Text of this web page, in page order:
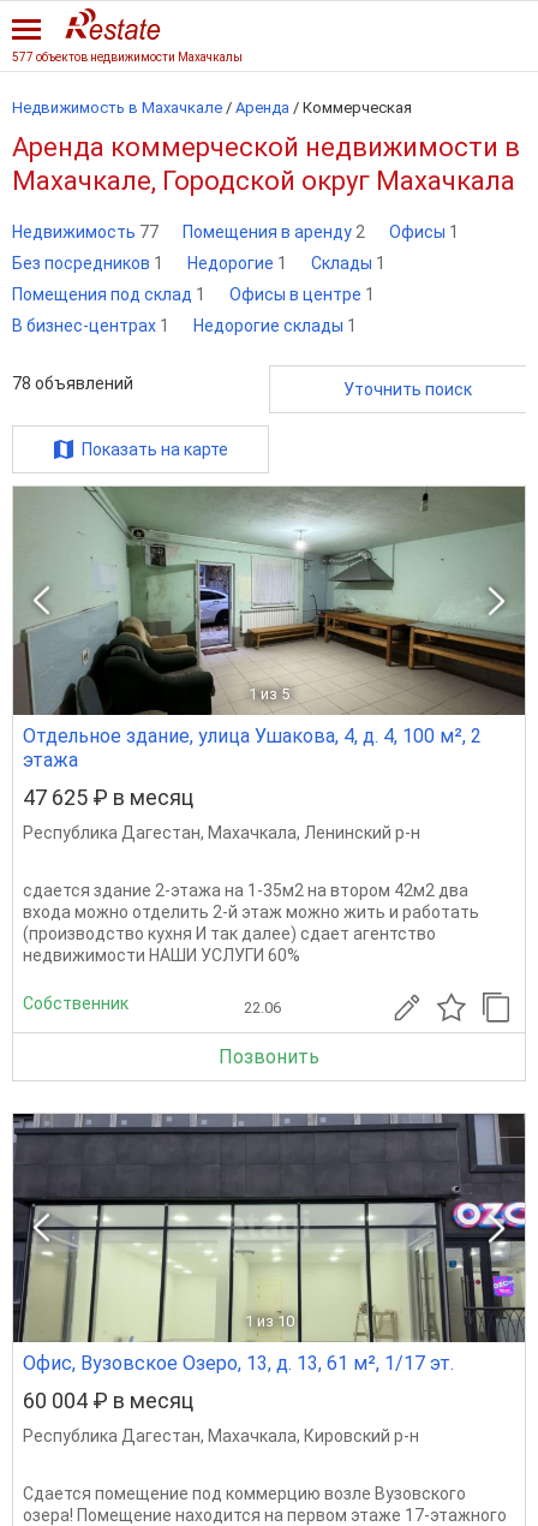
577 объектов недвижимости Махачкалы
Недвижимость в Махачкале / Аренда / Коммерческая
Аренда коммерческой недвижимости в
Махачкале, Городской округ Махачкала
Недвижимость 77 Помещения в аренду 2 Офисы 1
Без посредников 1 Недорогие 1 Склады 1
Помещения под склад 1 Офисы в центре 1
В бизнес-центрах 1 Недорогие склады 1
78 объявлений Уточнить поиск
Показать на карте
1 из 5
Отдельное здание, улица Ушакова, 4, д. 4, 100 м², 2
этажа
47 625 ₽ в месяц
Республика Дагестан, Махачкала, Ленинский р-н
сдается здание 2-этажа на 1-35м2 на втором 42м2 два
входа можно отделить 2-й этаж можно жить и работать
(производство кухня И так далее) сдает агентство
недвижимости НАШИ УСЛУГИ 60%
Собственник 22.06
Позвонить
1 из 10
Офис, Вузовское Озеро, 13, д. 13, 61 м², 1/17 эт.
60 004 ₽ в месяц
Республика Дагестан, Махачкала, Кировский р-н
Сдается помещение под коммерцию возле Вузовского
озера! Помещение находится на первом этаже 17-этажного